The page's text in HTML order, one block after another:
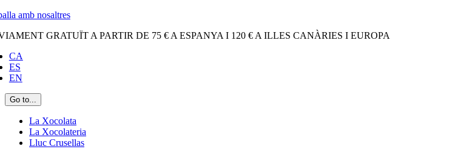
Skip
content
amb nosaltres
GRATUÏT A PARTIR DE 75 € A ESPANYA I 120 € A ILLES CANÀRIES I EUROPA
CA
ES
EN
Go to...
La Xocolata
La Xocolateria
Lluc Crusellas